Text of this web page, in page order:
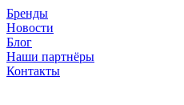
Бренды
Новости
Блог
Наши партнёры
Контакты